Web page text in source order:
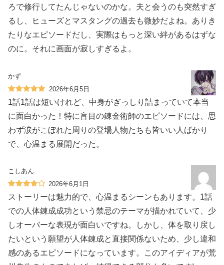
ろで修行してたんじゃないのかな。夫と会うのも突然すぎ
るし、ヒューズとマスタングの過去も微妙だよね。ありき
たりなエピソードだし、実際はもっと深い絆があるはずな
のに。それに画面が寂しすぎるよ。
かず
2026年6月5日
1話1話は短いけれど、中身がぎっしり詰まっていて本当
に面白かった！特に盲目の錬金術師のエピソードには、思
わず涙がこぼれた周りの登場人物たちも皆いい人ばかり
で、心温まる展開だった。
こしあん
2026年6月1日
ストーリーは魅力的で、心温まるシーンもあります。1話
での人体錬成成功という禁忌のテーマが描かれていて、少
しオーバーな表現が面白いですね。しかし、体を取り戻し
たいという願望が人体錬成と直接関係ないため、少し違和
感のあるエピソードになっています。このアイディアが荒